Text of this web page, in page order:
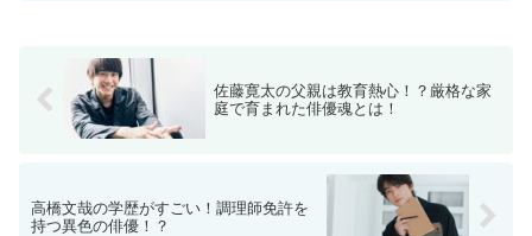
佐藤寛太の父親は教育熱心！？厳格な家
庭で育まれた俳優魂とは！
高橋文哉の学歴がすごい！調理師免許を
持つ異色の俳優！？